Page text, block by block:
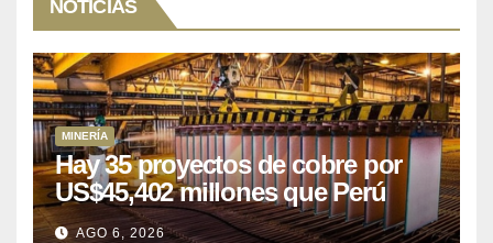
NOTICIAS
MINERÍA
Hay 35 proyectos de cobre por
US$45,402 millones que Perú
puede aprovechar
AGO 6, 2026